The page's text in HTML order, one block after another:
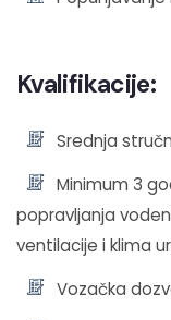
Kvalifikacije:
Srednja
Minimum 3
popravljanja
ventilacije i klima
Vozačka